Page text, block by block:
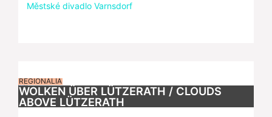
Městské divadlo Varnsdorf
REGIONALIA
WOLKEN ÜBER LÜTZERATH / CLOUDS
ABOVE LÜTZERATH